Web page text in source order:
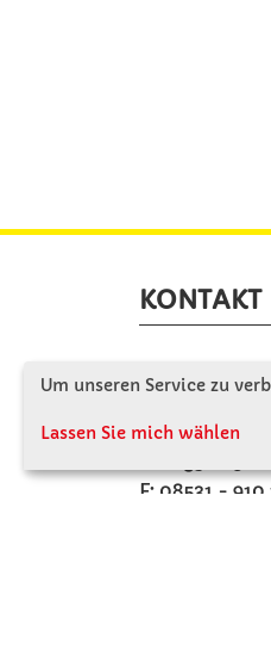
KONTAKT
Winkler
D - 94060
F: 08531 - 910
Um unseren Service zu
Lassen Sie mich wählen